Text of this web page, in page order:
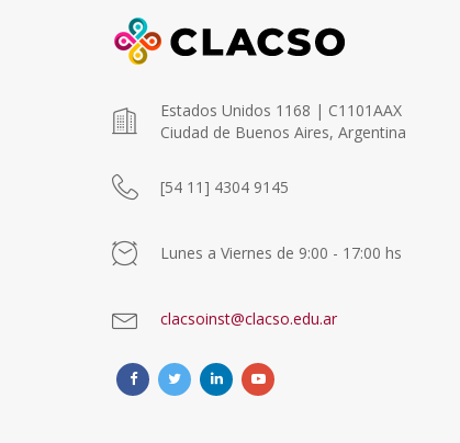
Estados Unidos 1168 | C1101AAX
Ciudad de Buenos Aires, Argentina
[54 11] 4304 9145
Lunes a Viernes de 9:00 - 17:00 hs
clacsoinst@clacso.edu.ar